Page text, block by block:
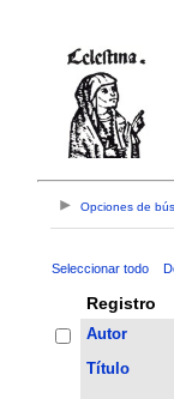
Opciones de
Seleccionar todo
Registro
Autor
Título